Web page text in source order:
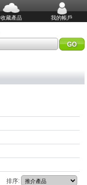
收藏產品 我的帳戶
排序: